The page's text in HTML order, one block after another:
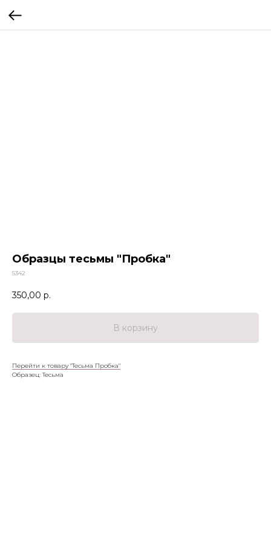
Образцы тесьмы "Пробка"
5342
350,00 р.
В корзину
Перейти к товару "Тесьма Пробка"
Образец: Тесьма